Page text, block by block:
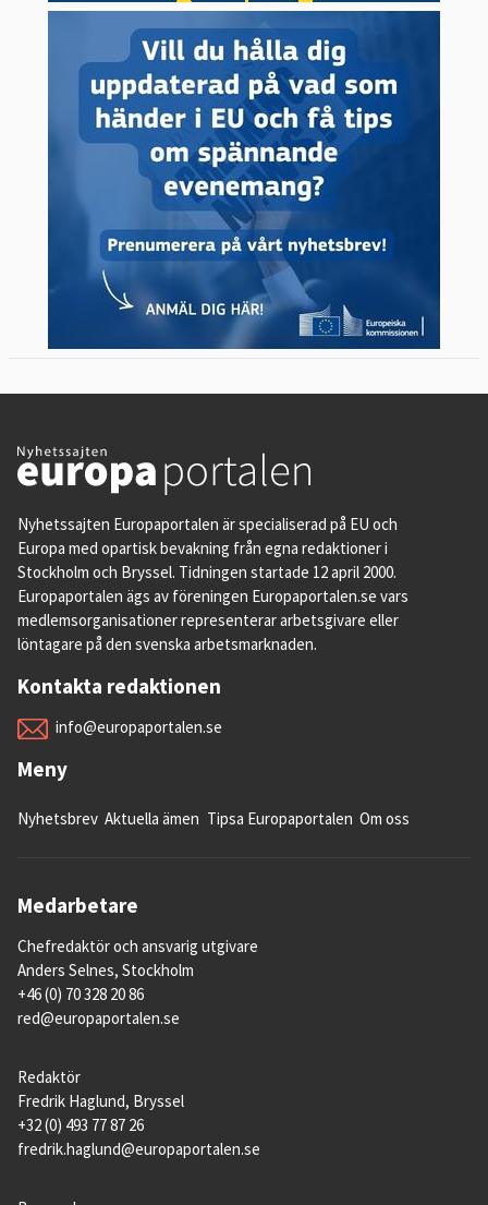
Nyhetssajten Europaportalen är specialiserad på EU och
Europa med opartisk bevakning från egna redaktioner i
Stockholm och Bryssel. Tidningen startade 12 april 2000.
Europaportalen ägs av föreningen Europaportalen.se vars
medlemsorganisationer representerar arbetsgivare eller
löntagare på den svenska arbetsmarknaden.
Kontakta redaktionen
info@europaportalen.se
Meny
Nyhetsbrev Aktuella ämen Tipsa Europaportalen Om oss
Medarbetare
Chefredaktör och ansvarig utgivare
Anders Selnes, Stockholm
+46 (0) 70 328 20 86
red@europaportalen.se
Redaktör
Fredrik Haglund, Bryssel
+32 (0) 493 77 87 26
fredrik.haglund@europaportalen.se